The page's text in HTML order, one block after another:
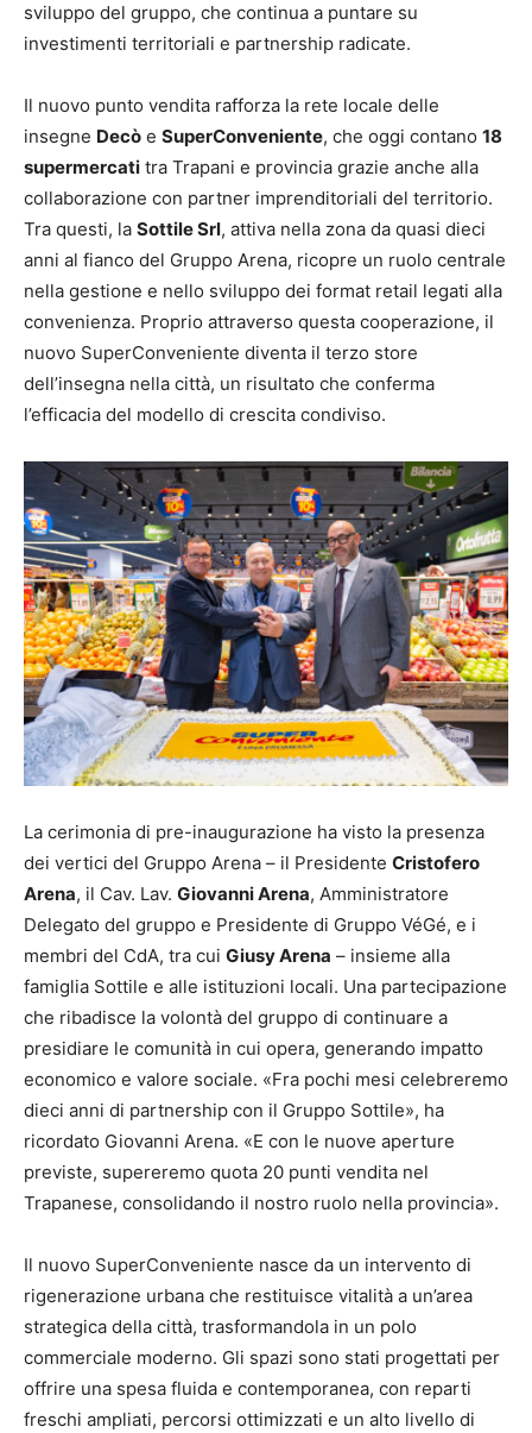
sviluppo del gruppo, che continua a puntare su
investimenti territoriali e partnership radicate.
Il nuovo punto vendita rafforza la rete locale delle
insegne Decò e SuperConveniente, che oggi contano 18
supermercati tra Trapani e provincia grazie anche alla
collaborazione con partner imprenditoriali del territorio.
Tra questi, la Sottile Srl, attiva nella zona da quasi dieci
anni al fianco del Gruppo Arena, ricopre un ruolo centrale
nella gestione e nello sviluppo dei format retail legati alla
convenienza. Proprio attraverso questa cooperazione, il
nuovo SuperConveniente diventa il terzo store
dell’insegna nella città, un risultato che conferma
l’efficacia del modello di crescita condiviso.
La cerimonia di pre-inaugurazione ha visto la presenza
dei vertici del Gruppo Arena – il Presidente Cristofero
Arena, il Cav. Lav. Giovanni Arena, Amministratore
Delegato del gruppo e Presidente di Gruppo VéGé, e i
membri del CdA, tra cui Giusy Arena – insieme alla
famiglia Sottile e alle istituzioni locali. Una partecipazione
che ribadisce la volontà del gruppo di continuare a
presidiare le comunità in cui opera, generando impatto
economico e valore sociale. «Fra pochi mesi celebreremo
dieci anni di partnership con il Gruppo Sottile», ha
ricordato Giovanni Arena. «E con le nuove aperture
previste, supereremo quota 20 punti vendita nel
Trapanese, consolidando il nostro ruolo nella provincia».
Il nuovo SuperConveniente nasce da un intervento di
rigenerazione urbana che restituisce vitalità a un’area
strategica della città, trasformandola in un polo
commerciale moderno. Gli spazi sono stati progettati per
offrire una spesa fluida e contemporanea, con reparti
freschi ampliati, percorsi ottimizzati e un alto livello di